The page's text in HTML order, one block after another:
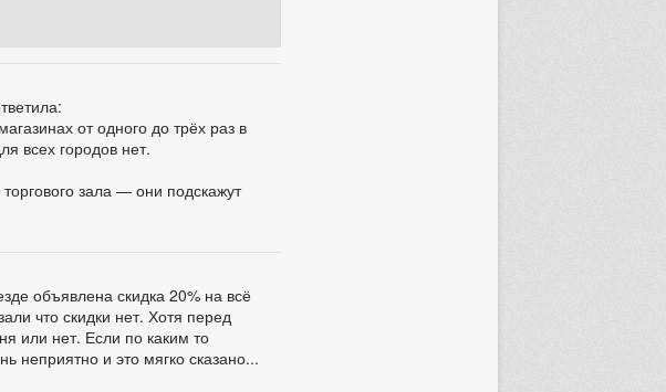
от одного до трёх раз в
всех городов нет.
зала — они подскажут
объявлена скидка 20% на всё
что скидки нет. Хотя перед
или нет. Если по каким то
неприятно и это мягко сказано...